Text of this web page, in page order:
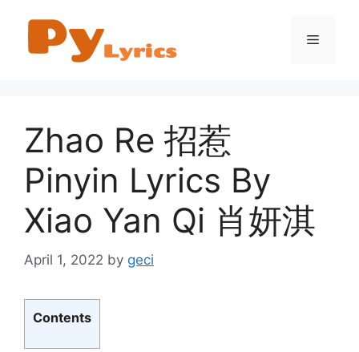
content
Menu
Zhao Re 招惹
Pinyin Lyrics By
Xiao Yan Qi 肖妍淇
April 1, 2022 by geci
Contents